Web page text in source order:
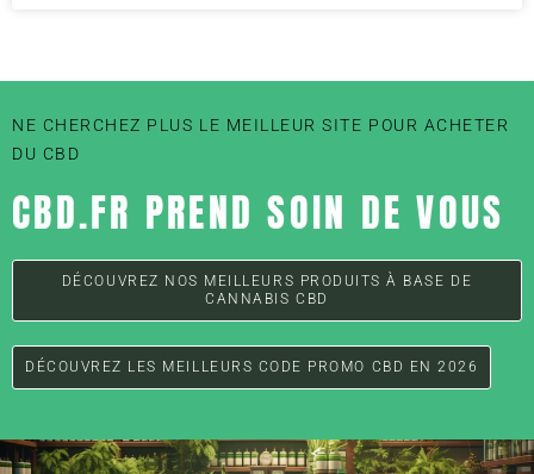
NE CHERCHEZ PLUS LE MEILLEUR SITE POUR ACHETER
DU CBD
CBD.FR PREND SOIN DE VOUS
DÉCOUVREZ NOS MEILLEURS PRODUITS À BASE DE
CANNABIS CBD
DÉCOUVREZ LES MEILLEURS CODE PROMO CBD EN 2026